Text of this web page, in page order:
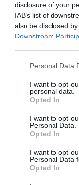
disclosure of your
IAB’s list of
also be disclosed
Downstream
Please note that
not limited to your
grant or deny
use your data for
consent section.
Personal Data
I want to opt-
personal data.
Opted In
I want to opt-
Personal Data.
Opted In
I want to opt-
Personal Data
Opted In
Egy kedves
hogy a Salem
boszorkányok
lefordította volna
Hírek kávé
A House of
forgatniuk. A
nem akar